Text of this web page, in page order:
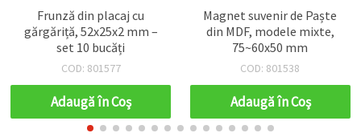
Frunză din placaj cu
gărgăriță, 52x25x2 mm –
set 10 bucăți
COD: 801577
Adaugă în Coş
Magnet suvenir de Paște
din MDF, modele mixte,
75~60x50 mm
COD: 801538
Adaugă în Coş